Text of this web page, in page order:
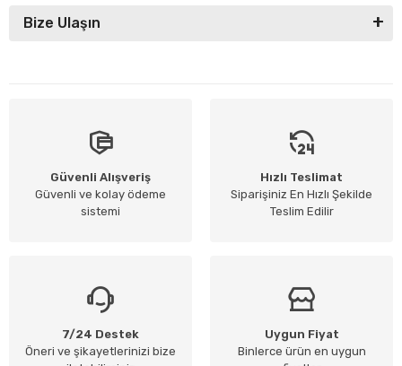
Bize Ulaşın
Güvenli Alışveriş
Güvenli ve kolay ödeme
sistemi
Hızlı Teslimat
Siparişiniz En Hızlı Şekilde
Teslim Edilir
7/24 Destek
Öneri ve şikayetlerinizi bize
Uygun Fiyat
Binlerce ürün en uygun